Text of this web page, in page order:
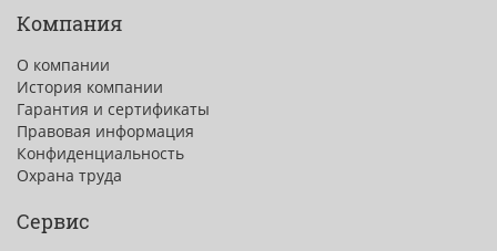
Компания
О компании
История компании
Гарантия и сертификаты
Правовая информация
Конфиденциальность
Охрана труда
Сервис